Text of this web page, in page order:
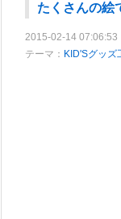
たくさんの絵
2015-02-14 07:06:53
テーマ： KID'Sグッズ